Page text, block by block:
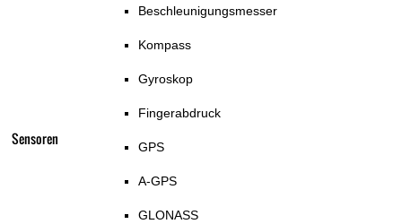
Sensoren
Beschleunigungsmesser
Kompass
Gyroskop
Fingerabdruck
GPS
A-GPS
GLONASS